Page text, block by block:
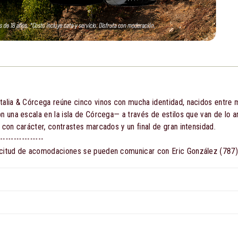
& Córcega reúne cinco vinos con mucha identidad, nacidos
una escala en la isla de Córcega— a través de estilos que van de lo
carácter, contrastes marcados y un final de gran intensidad.
de acomodaciones se pueden comunicar con Eric González